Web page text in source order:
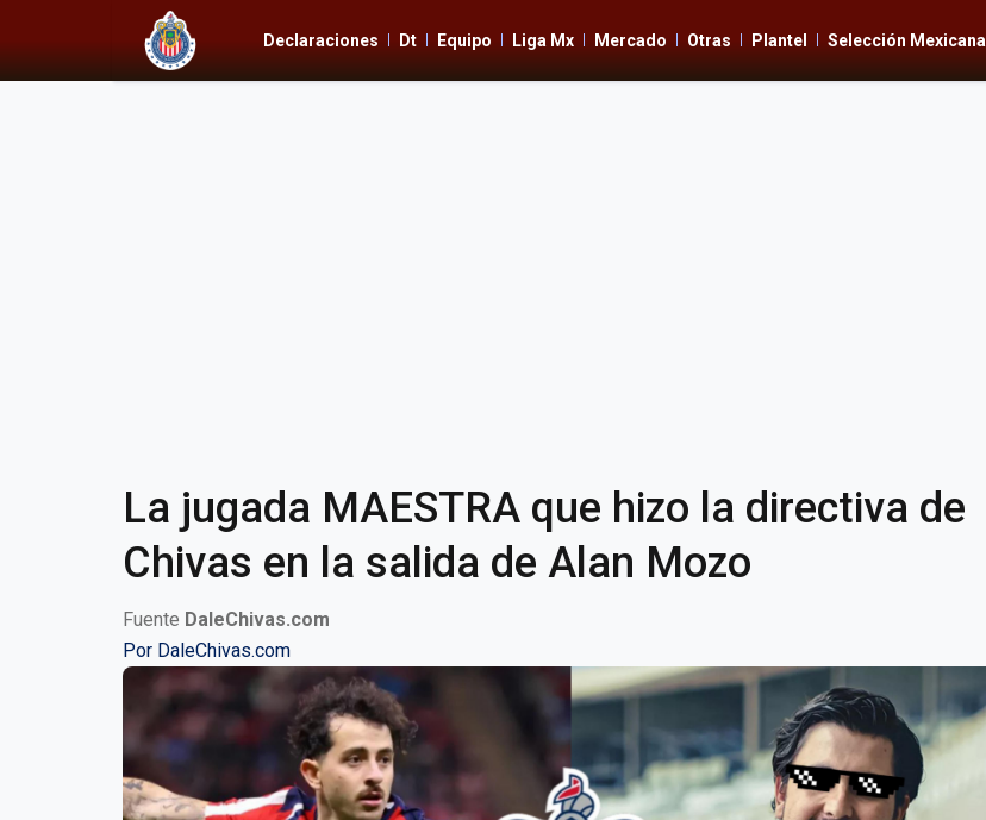
Declaraciones Dt Equipo Liga Mx Mercado Otras Plantel Selección Mexicana
La jugada MAESTRA que hizo la directiva de
Chivas en la salida de Alan Mozo
Fuente DaleChivas.com
Por DaleChivas.com